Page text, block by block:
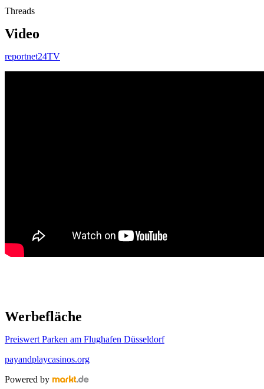
Threads
Video
reportnet24TV
Werbefläche
Preiswert Parken am Flughafen Düsseldorf
payandplaycasinos.org
Powered by